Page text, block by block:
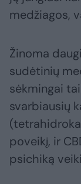
medžiagos,
Žinoma
sudėtinių
sėkmingai
svarbiausių
poveikį, ir
psichiką